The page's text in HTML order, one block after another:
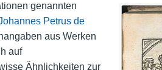
genannten
Petrus de
aus Werken
auf
Ähnlichkeiten zur